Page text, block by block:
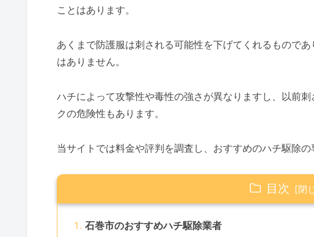
ことはあります。
あくまで防護服は刺される可能性を下げてくれるもので
はありません。
ハチによって攻撃性や毒性の強さが異なりますし、以前
クの危険性もあります。
当サイトでは料金や評判を調査し、おすすめのハチ駆除の
目次
石巻市のおすすめハチ駆除業者